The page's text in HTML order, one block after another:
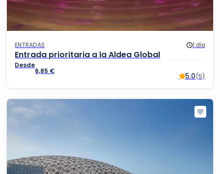
ENTRADAS 1 día
Entrada prioritaria a la Aldea Global
6,85 €
5.0(5)